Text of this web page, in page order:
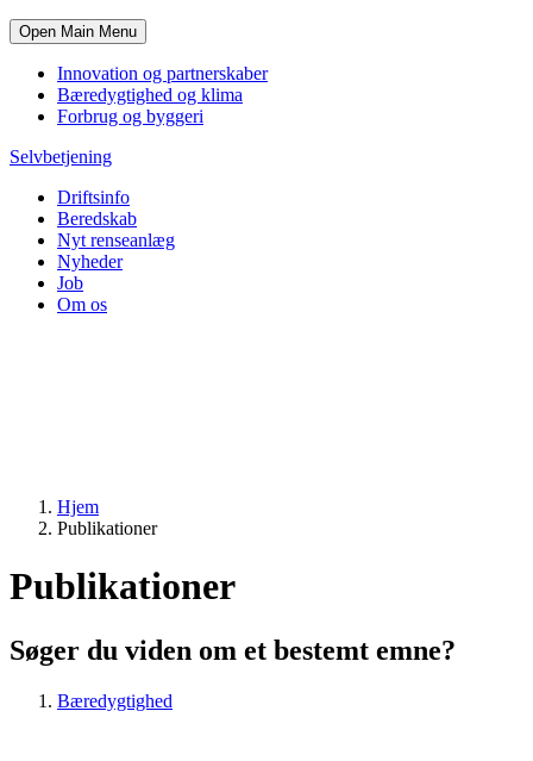
Open Main Menu
Innovation og partnerskaber
Bæredygtighed og klima
Forbrug og byggeri
Selvbetjening
Driftsinfo
Beredskab
Nyt renseanlæg
Nyheder
Job
Om os
Hjem
Publikationer
Publikationer
Søger du viden om et bestemt emne?
Bæredygtighed